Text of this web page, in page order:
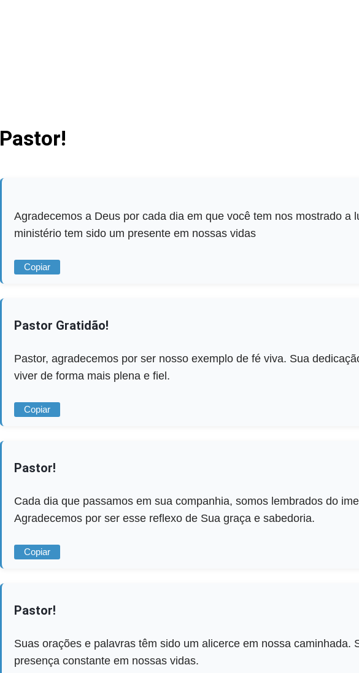
Pastor!
Agradecemos a Deus por cada dia em que você tem nos mostrado a
ministério tem sido um presente em nossas vidas
Copiar
Pastor Gratidão!
Pastor, agradecemos por ser nosso exemplo de fé viva. Sua
viver de forma mais plena e fiel.
Copiar
Pastor!
Cada dia que passamos em sua companhia, somos lembrados do
Agradecemos por ser esse reflexo de Sua graça e sabedoria.
Copiar
Pastor!
Suas orações e palavras têm sido um alicerce em nossa caminhada.
presença constante em nossas vidas.